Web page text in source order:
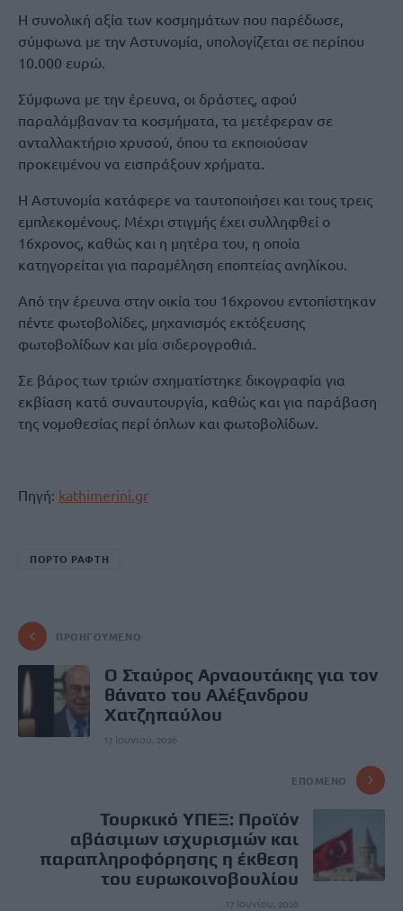
Η συνολική αξία των κοσμημάτων που παρέδωσε,
σύμφωνα με την Αστυνομία, υπολογίζεται σε περίπου
10.000 ευρώ.
Σύμφωνα με την έρευνα, οι δράστες, αφού
παραλάμβαναν τα κοσμήματα, τα μετέφεραν σε
ανταλλακτήριο χρυσού, όπου τα εκποιούσαν
προκειμένου να εισπράξουν χρήματα.
Η Αστυνομία κατάφερε να ταυτοποιήσει και τους τρεις
εμπλεκομένους. Μέχρι στιγμής έχει συλληφθεί ο
16χρονος, καθώς και η μητέρα του, η οποία
κατηγορείται για παραμέληση εποπτείας ανηλίκου.
Από την έρευνα στην οικία του 16χρονου εντοπίστηκαν
πέντε φωτοβολίδες, μηχανισμός εκτόξευσης
φωτοβολίδων και μία σιδερογροθιά.
Σε βάρος των τριών σχηματίστηκε δικογραφία για
εκβίαση κατά συναυτουργία, καθώς και για παράβαση
της νομοθεσίας περί όπλων και φωτοβολίδων.
Πηγή: kathimerini.gr
ΠΟΡΤΟ ΡΑΦΤΗ
ΠΡΟΗΓΟΎΜΕΝΟ
Ο Σταύρος Αρναουτάκης για τον
θάνατο του Αλέξανδρου
Χατζηπαύλου
17 Ιουνίου, 2026
ΕΠΌΜΕΝΟ
Τουρκικό ΥΠΕΞ: Προϊόν
αβάσιμων ισχυρισμών και
παραπληροφόρησης η έκθεση
του ευρωκοινοβουλίου
17 Ιουνίου, 2026